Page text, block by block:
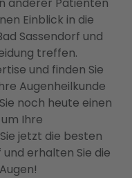
Einblick in die
Sassendorf und
treffen.
und finden Sie
Augenheilkunde
noch heute einen
Ihre
jetzt die besten
erhalten Sie die